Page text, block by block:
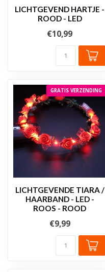
LICHTGEVEND HARTJE -
ROOD - LED
€10,99
GRATIS VERZENDING
LICHTGEVENDE TIARA /
HAARBAND - LED -
ROOS - ROOD
€9,99